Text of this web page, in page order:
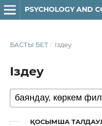
PSYCHOLOGY AND
БАСТЫ БЕТ / Іздеу
Іздеу
ҚОСЫМША